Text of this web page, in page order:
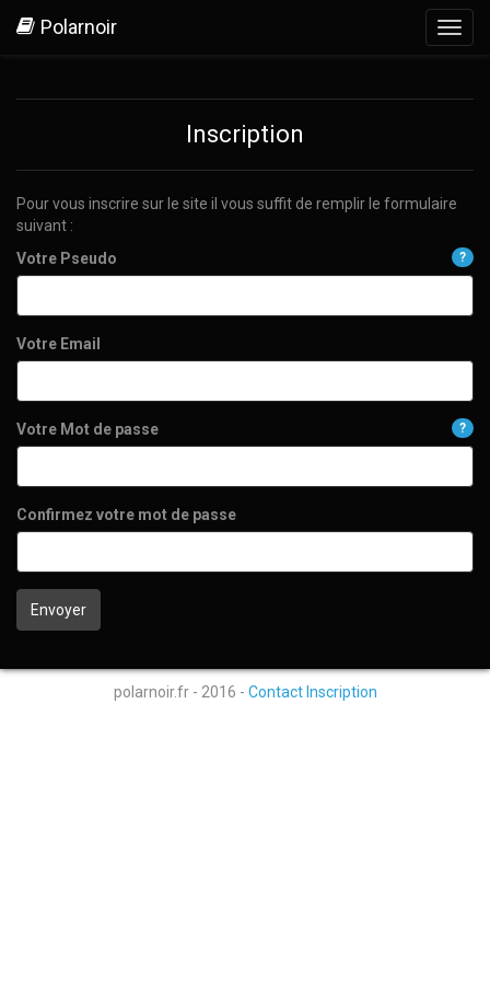
Polarnoir
Inscription
Pour vous inscrire sur le site il vous suffit de remplir le formulaire
suivant :
Votre Pseudo
?
Votre Email
Votre Mot de passe ?
Confirmez votre mot de passe
polarnoir.fr - 2016 - Contact Inscription